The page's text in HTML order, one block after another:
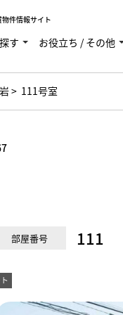
件情報サイト
す お役立ち / その他
> 111号室
部屋番号 111